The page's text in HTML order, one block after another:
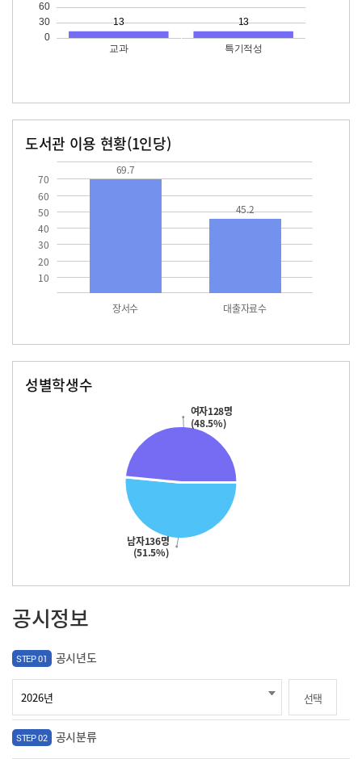
도서관 이용 현황(1인당)
10
20
30
40
50
60
70
장서수 대출자료수
69.7
45.2
성별학생수
남자136명
(51.5%)
여자128명
(48.5%)
공시정보
STEP 01 공시년도
선택
STEP 02 공시분류